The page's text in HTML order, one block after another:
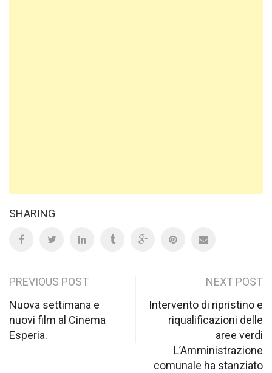
SHARING
Post
navigation
PREVIOUS POST
Nuova settimana e
nuovi film al Cinema
Esperia.
NEXT POST
Intervento di ripristino e
riqualificazioni delle
aree verdi
L’Amministrazione
comunale ha stanziato